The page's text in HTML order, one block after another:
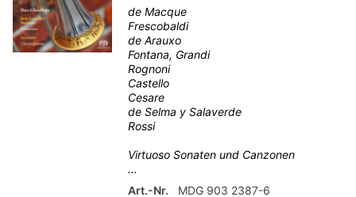
de Macque
Frescobaldi
de Arauxo
Fontana, Grandi
Rognoni
Castello
Cesare
de Selma y Salaverde
Rossi
Virtuoso Sonaten und Canzonen
...
Art.-Nr.
MDG 903 2387-6